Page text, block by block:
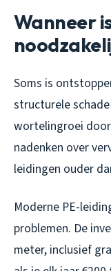
Wanneer
Soms is
structurele
wortelingroei
nadenken over
leidingen ouder
Moderne PE-
problemen. De
meter, inclusief